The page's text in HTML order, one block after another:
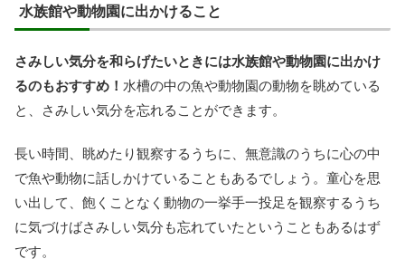
水族館や動物園に出かけること
さみしい気分を和らげたいときには水族館や動物園に出かけ
るのもおすすめ！ 水槽の中の魚や動物園の動物を眺めている
と、さみしい気分を忘れることができます。
長い時間、眺めたり観察するうちに、無意識のうちに心の中
で魚や動物に話しかけていることもあるでしょう。童心を思
い出して、飽くことなく動物の一挙手一投足を観察するうち
に気づけばさみしい気分も忘れていたということもあるはず
です。